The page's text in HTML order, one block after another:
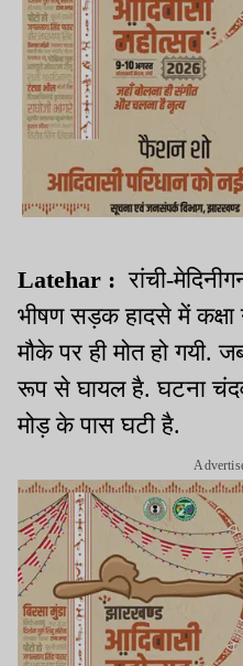
Latehar : रांची-
भीषण सड़क हादसे में कक्षा
मौके पर ही मोत हो गयी.
रूप से घायल है. घटना
मोड़ के पास घटी है.